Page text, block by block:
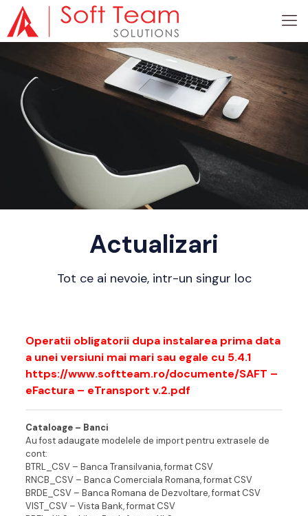
Actualizari
Tot ce ai nevoie, intr-un singur loc
Operatii obligatorii dupa instalarea prima data
a unei versiuni mai mari sau egale cu 5.4.1
https://www.softteam.ro/documente/SAFT –
eFactura – eTransport v.2.pdf
Cataloage – Banci
Au fost adaugate modelele de import pentru extrasele de
cont:
BTRL_CSV – Banca Transilvania, format CSV
RNCB_CSV – Banca Comerciala Romana, format CSV
BRDE_CSV – Banca Romana de Dezvoltare, format CSV
VIST_CSV – Vista Bank, format CSV